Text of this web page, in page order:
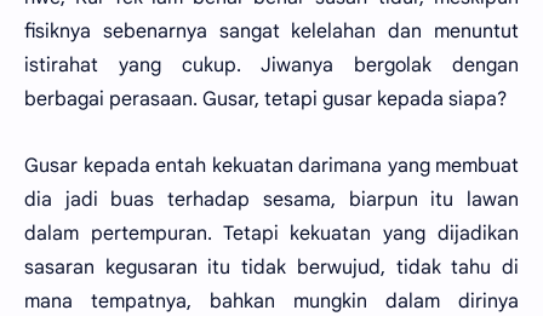
fisiknya sebenarnya sangat kelelahan dan menuntut
istirahat yang cukup. Jiwanya bergolak dengan
berbagai perasaan. Gusar, tetapi gusar kepada siapa?
Gusar kepada entah kekuatan darimana yang membuat
dia jadi buas terhadap sesama, biarpun itu lawan
dalam pertempuran. Tetapi kekuatan yang dijadikan
sasaran kegusaran itu tidak berwujud, tidak tahu di
mana tempatnya, bahkan mungkin dalam dirinya